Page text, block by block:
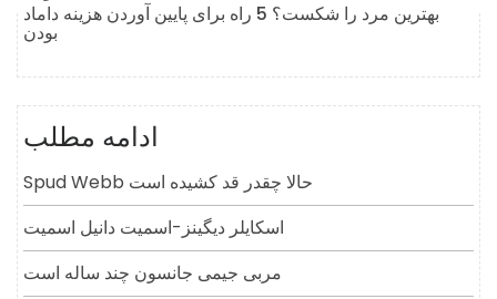
بهترین مرد را شکست؟ 5 راه برای پایین آوردن هزینه داماد
بودن
ادامه مطلب
Spud Webb حالا چقدر قد کشیده است
اسکایلر دیگینز-اسمیت دانیل اسمیت
مربی جیمی جانسون چند ساله است